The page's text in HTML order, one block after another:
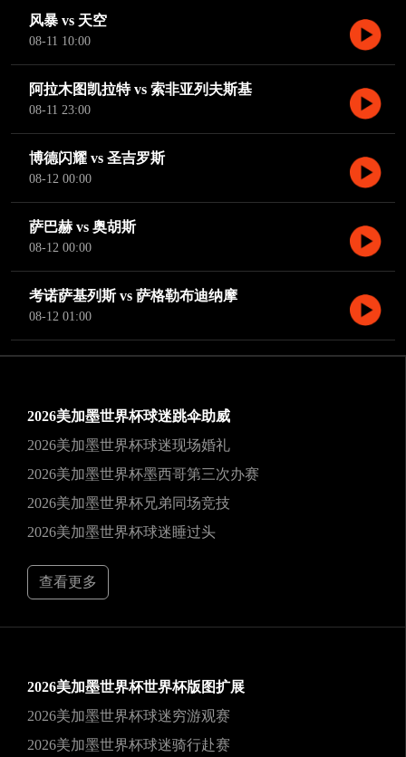
风暴 vs 天空
08-11 10:00
阿拉木图凯拉特 vs 索非亚列夫斯基
08-11 23:00
博德闪耀 vs 圣吉罗斯
08-12 00:00
萨巴赫 vs 奥胡斯
08-12 00:00
考诺萨基列斯 vs 萨格勒布迪纳摩
08-12 01:00
2026美加墨世界杯球迷跳伞助威
2026美加墨世界杯球迷现场婚礼
2026美加墨世界杯墨西哥第三次办赛
2026美加墨世界杯兄弟同场竞技
2026美加墨世界杯球迷睡过头
查看更多
2026美加墨世界杯世界杯版图扩展
2026美加墨世界杯球迷穷游观赛
2026美加墨世界杯球迷骑行赴赛